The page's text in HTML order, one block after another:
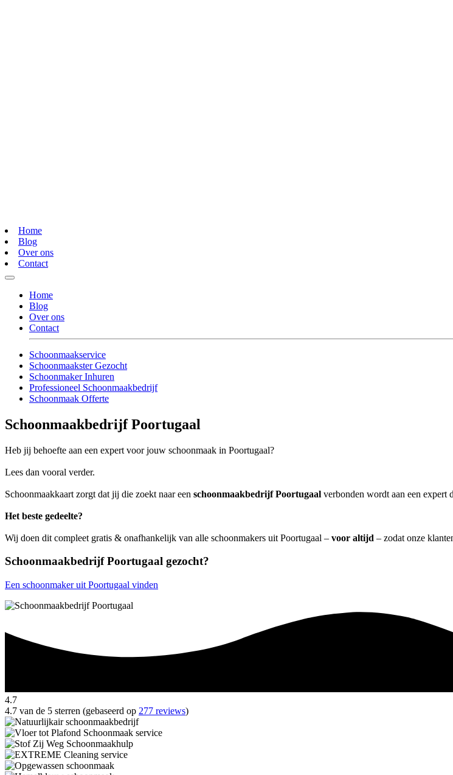
Home
Blog
Over ons
Contact
Home
Blog
Over ons
Contact
Schoonmaakservice
Schoonmaakster Gezocht
Schoonmaker Inhuren
Professioneel Schoonmaakbedrijf
Schoonmaak Offerte
Schoonmaakbedrijf Poortugaal
Heb jij behoefte aan een expert voor jouw schoonmaak in Poortugaal?
Lees dan vooral verder.
Schoonmaakkaart zorgt dat jij die zoekt naar een schoonmaakbedrijf Poortugaal verbonden wordt aan een expert
Het beste gedeelte?
Wij doen dit compleet gratis & onafhankelijk van alle schoonmakers uit Poortugaal – voor altijd – zodat onze
Schoonmaakbedrijf Poortugaal gezocht?
Een schoonmaker uit Poortugaal vinden
4.7
4.7 van de 5 sterren (gebaseerd op 277 reviews)